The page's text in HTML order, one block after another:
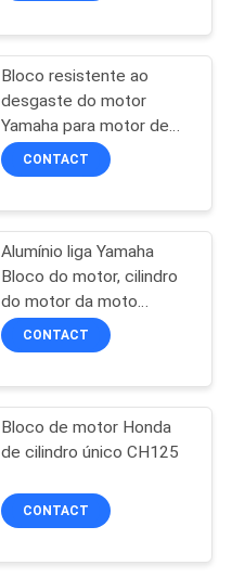
Bloco resistente ao
desgaste do motor
Yamaha para motor de
motocicleta MIO-J
CONTACT
Alumínio liga Yamaha
Bloco do motor, cilindro
do motor da moto
arrefecido a ar
CONTACT
Bloco de motor Honda
de cilindro único CH125
CONTACT